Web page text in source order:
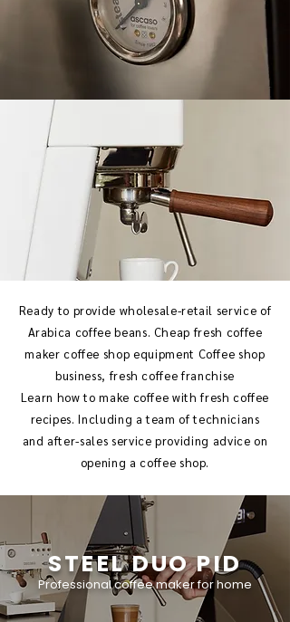
Ready to provide wholesale-retail service of
Arabica coffee beans. Cheap fresh coffee
maker coffee shop equipment Coffee shop
business, fresh coffee franchise
Learn how to make coffee with fresh coffee
recipes. Including a team of technicians
and after-sales service providing advice on
opening a coffee shop.
STEEL DUO PID
Professional coffee maker for home